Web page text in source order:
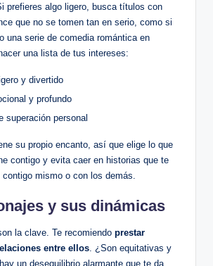
prefieres algo ligero, busca títulos con
que ‍no se tomen tan en serio, como si
una serie de ⁤comedia romántica en
⁤una‌ lista ⁣de tus ‌intereses:
y divertido
y ‍profundo
superación personal
su propio⁣ encanto, así que elige‌ lo que
contigo ⁢y evita caer en historias que te
contigo mismo o con los demás.
y‍ sus dinámicas
la clave. ‍Te‍ recomiendo prestar
entre ⁢ellos. ¿Son equitativas y
un desequilibrio ⁣alarmante que​ te da